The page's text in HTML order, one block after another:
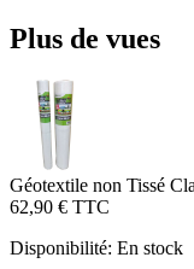
Plus de vues
Géotextile non Tissé
62,90 € TTC
Disponibilité: En stock